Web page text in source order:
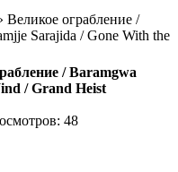
Великое ограбление /
Sarajida / Gone With the
/ Baramgwa
/ Grand Heist
48